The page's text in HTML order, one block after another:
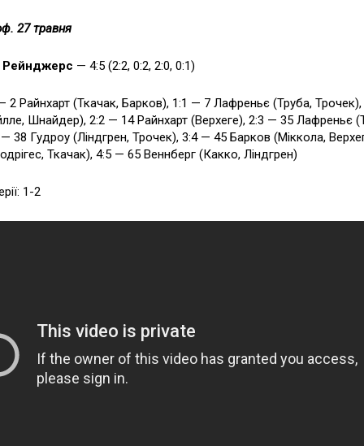
27 травня
Рейнджерс — 4:5 (2:2, 0:2, 2:0, 0:1)
2 Райнхарт (Ткачак, Барков), 1:1 — 7 Лафреньє (Труба,
Шнайдер), 2:2 — 14 Райнхарт (Верхеге), 2:3 — 35 Лафреньє
38 Гудроу (Ліндгрен, Трочек), 3:4 — 45 Барков (Міккола,
Ткачак), 4:5 — 65 Веннберг (Какко, Ліндгрен)
1-2